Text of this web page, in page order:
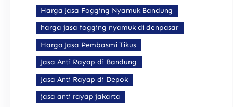
Harga Jasa Fogging Nyamuk Bandung
harga jasa fogging nyamuk di denpasar
Harga Jasa Pembasmi Tikus
Jasa Anti Rayap di Bandung
Jasa Anti Rayap di Depok
jasa anti rayap jakarta